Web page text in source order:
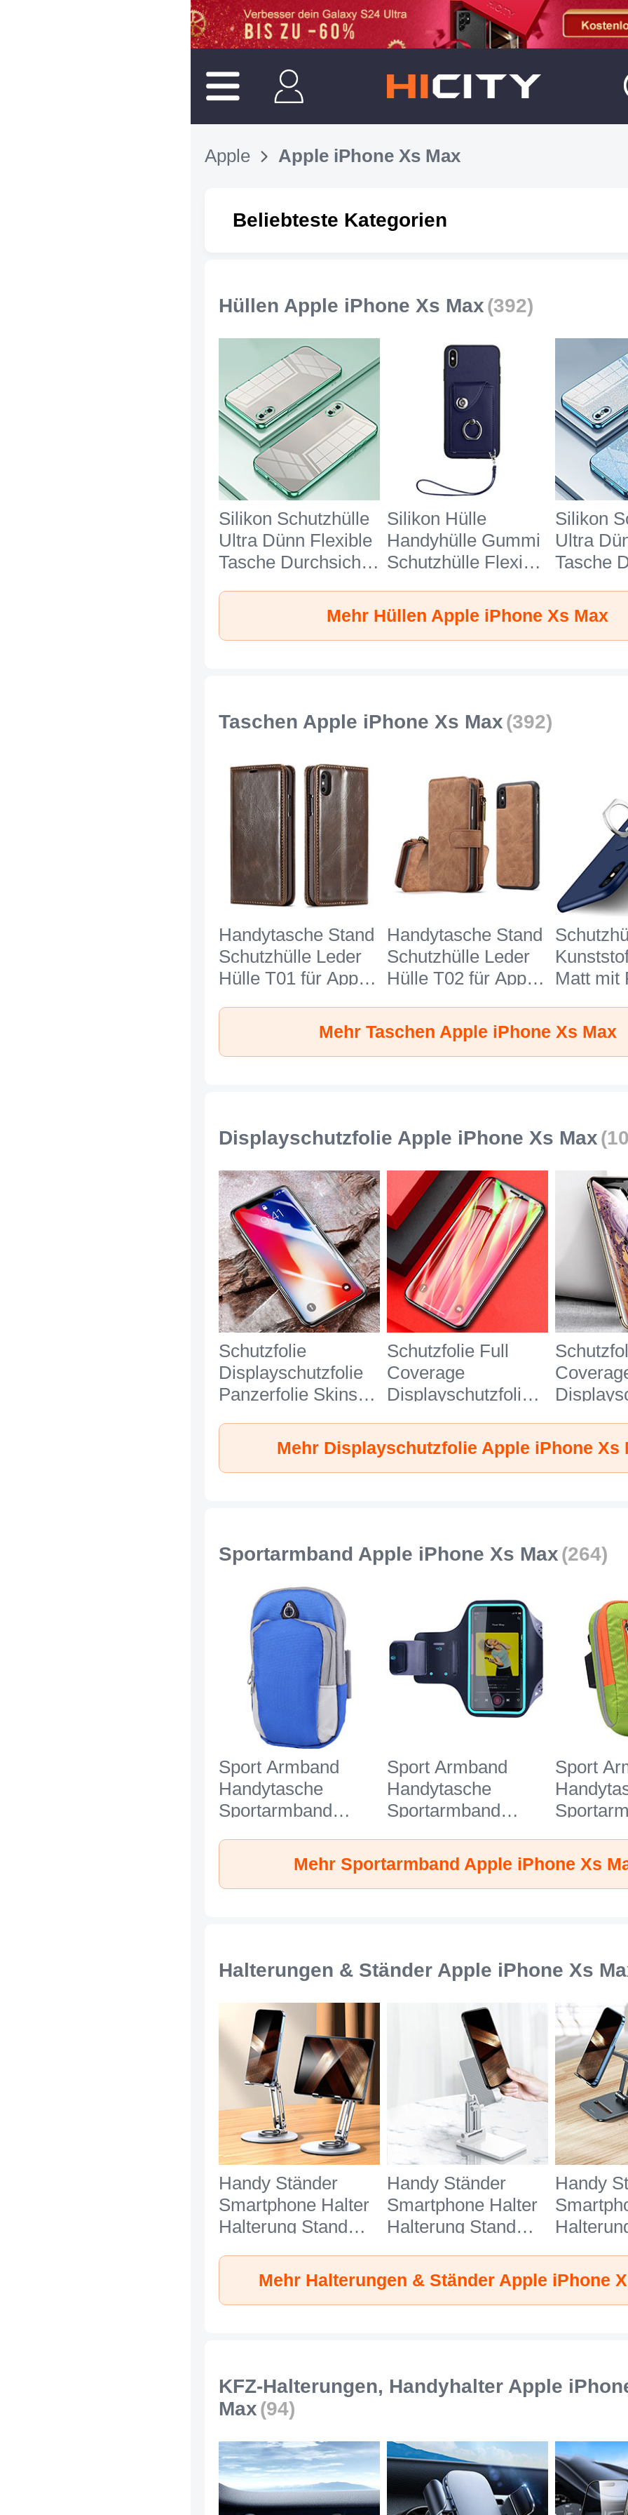
Apple Apple iPhone Xs Max
Beliebteste Kategorien
Hüllen Apple iPhone Xs Max(392)
Silikon Schutzhülle
Ultra Dünn Flexible
Tasche Durchsichtig
Apple iPhone Xs
Silikon Hülle
Handyhülle Gummi
Schutzhülle Flexible
für Apple iPhone Xs
Max Blau
Silikon
Ultra
Tasche
Apple
Max
Mehr Hüllen Apple iPhone Xs Max
Taschen Apple iPhone Xs Max(392)
Handytasche Stand
Schutzhülle Leder
Hülle T01 für Apple
Handytasche Stand
Schutzhülle Leder
Hülle T02 für Apple
Orange
Matt mit
iPhone
Mehr Taschen Apple iPhone Xs Max
Displayschutzfolie Apple iPhone Xs Max
Schutzfolie
Displayschutzfolie
Panzerfolie Skins
Gehärtetes Glas
Glasfolie für Apple
Schutzfolie Full
Coverage
Displayschutzfolie
zum Aufkleben
Gehärtetes Glas
zum
Mehr Displayschutzfolie Apple iPhone Xs
Sportarmband Apple iPhone Xs Max(264)
Sport Armband
Handytasche
Sportarmband
Universal A11 für
Apple iPhone Xs
Sport Armband
Handytasche
Sportarmband
Universal G03 für
Apple iPhone Xs
Sport
Apple
Mehr Sportarmband Apple iPhone Xs
Halterungen & Ständer Apple iPhone Xs
Handy Ständer
Smartphone Halter
Halterung Stand
Apple iPhone Xs
Max Silber
Handy Ständer
Smartphone Halter
Halterung Stand
Apple iPhone Xs
Max Weiß
Handy
Apple
Max
Mehr Halterungen & Ständer Apple iPhone
KFZ-Halterungen, Handyhalter Apple
Max(94)